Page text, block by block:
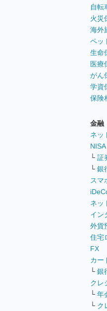
自転
火災
海外
ペッ
生命
医療
がん
学資
保険
金融
ネッ
NISA
└ 証
└ 銀
スマ
ネッ
イン
外貨
住宅
FX
カー
└ 銀
クレ
└ 年
└ ク